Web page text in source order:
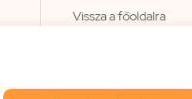
Vissza a főoldalra